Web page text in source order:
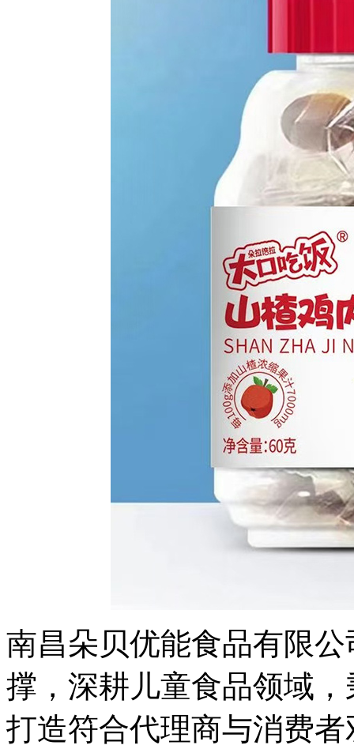
南昌朵贝优能食品有限
撑，深耕儿童食品领域
打造符合代理商与消费